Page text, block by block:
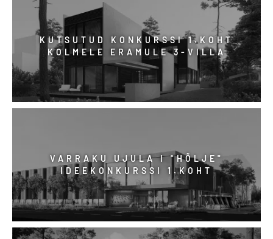
KUTSUTUD KONKURSSI 1.KOHT
KOLMELE ERAMULE 3-VILLA
VARRAKU UJULA I "HÕLJE"
IDEEKONKURSSI 1.KOHT